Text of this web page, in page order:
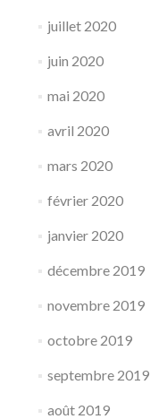
juillet 2020
juin 2020
mai 2020
avril 2020
mars 2020
février 2020
janvier 2020
décembre 2019
novembre 2019
octobre 2019
septembre 2019
août 2019